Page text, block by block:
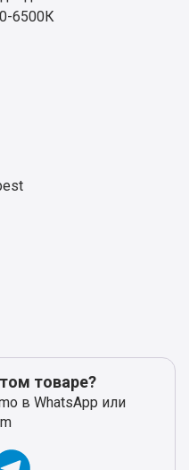
6500К
товаре?
в WhatsApp или